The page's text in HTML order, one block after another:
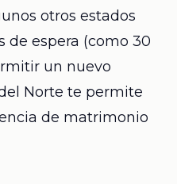
otros estados
de espera (como 30
un nuevo
Norte te permite
de matrimonio